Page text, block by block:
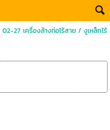
02-27 เครื่องล้างท่อไร้สาย / งูเหล็กไร้